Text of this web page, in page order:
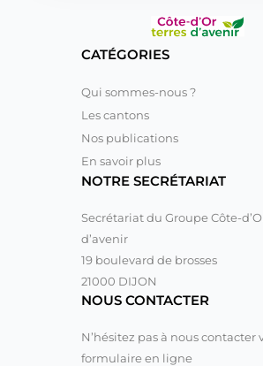
CATÉGORIES
Qui sommes-nous ?
Les cantons
Nos publications
En savoir plus
NOTRE SECRÉTARIAT
Secrétariat du Groupe Côte-
d’avenir
19 boulevard de brosses
21000 DIJON
NOUS CONTACTER
N’hésitez pas à nous contacter
formulaire en ligne